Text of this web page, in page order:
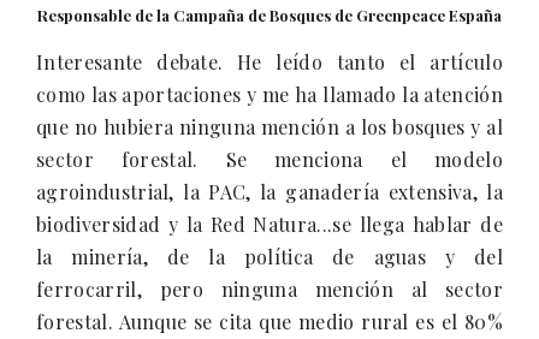
Responsable de la Campaña de Bosques de Greenpeace España
Interesante debate. He leído tanto el artículo
como las aportaciones y me ha llamado la atención
que no hubiera ninguna mención a los bosques y al
sector forestal. Se menciona el modelo
agroindustrial, la PAC, la ganadería extensiva, la
biodiversidad y la Red Natura...se llega hablar de
la minería, de la política de aguas y del
ferrocarril, pero ninguna mención al sector
forestal. Aunque se cita que medio rural es el 80%